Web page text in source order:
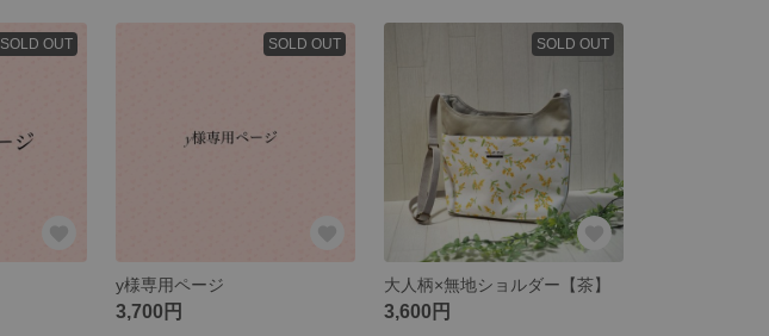
SOLD OUT SOLD OUT
y様専用ページ
3,700円
SOLD OUT
大人柄×無地ショルダー【茶】
3,600円